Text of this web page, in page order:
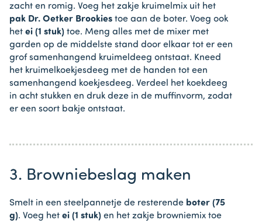
zacht en romig. Voeg het zakje kruimelmix uit het
pak Dr. Oetker Brookies toe aan de boter. Voeg ook
het ei (1 stuk) toe. Meng alles met de mixer met
garden op de middelste stand door elkaar tot er een
grof samenhangend kruimeldeeg ontstaat. Kneed
het kruimelkoekjesdeeg met de handen tot een
samenhangend koekjesdeeg. Verdeel het koekdeeg
in acht stukken en druk deze in de muffinvorm, zodat
er een soort bakje ontstaat.
3. Browniebeslag maken
Smelt in een steelpannetje de resterende boter (75
g). Voeg het ei (1 stuk) en het zakje browniemix toe